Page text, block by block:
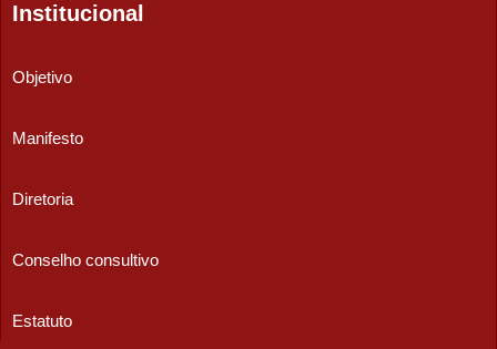
Institucional
Objetivo
Manifesto
Diretoria
Conselho consultivo
Estatuto